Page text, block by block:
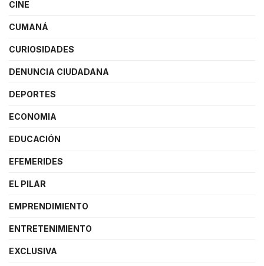
CINE
CUMANÁ
CURIOSIDADES
DENUNCIA CIUDADANA
DEPORTES
ECONOMIA
EDUCACIÓN
EFEMERIDES
EL PILAR
EMPRENDIMIENTO
ENTRETENIMIENTO
EXCLUSIVA